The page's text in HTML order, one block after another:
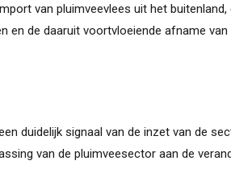
van pluimveevlees uit het
en de daaruit voortvloeiende afname
duidelijk signaal van de inzet van de
van de pluimveesector aan de